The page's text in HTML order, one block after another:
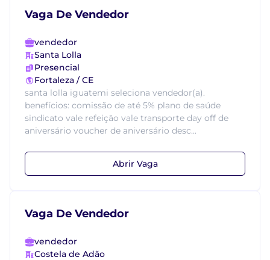
Vaga De Vendedor
vendedor
Santa Lolla
Presencial
Fortaleza / CE
santa lolla iguatemi seleciona vendedor(a).
benefícios: comissão de até 5% plano de saúde
sindicato vale refeição vale transporte day off de
aniversário voucher de aniversário desc...
Abrir Vaga
Vaga De Vendedor
vendedor
Costela de Adão